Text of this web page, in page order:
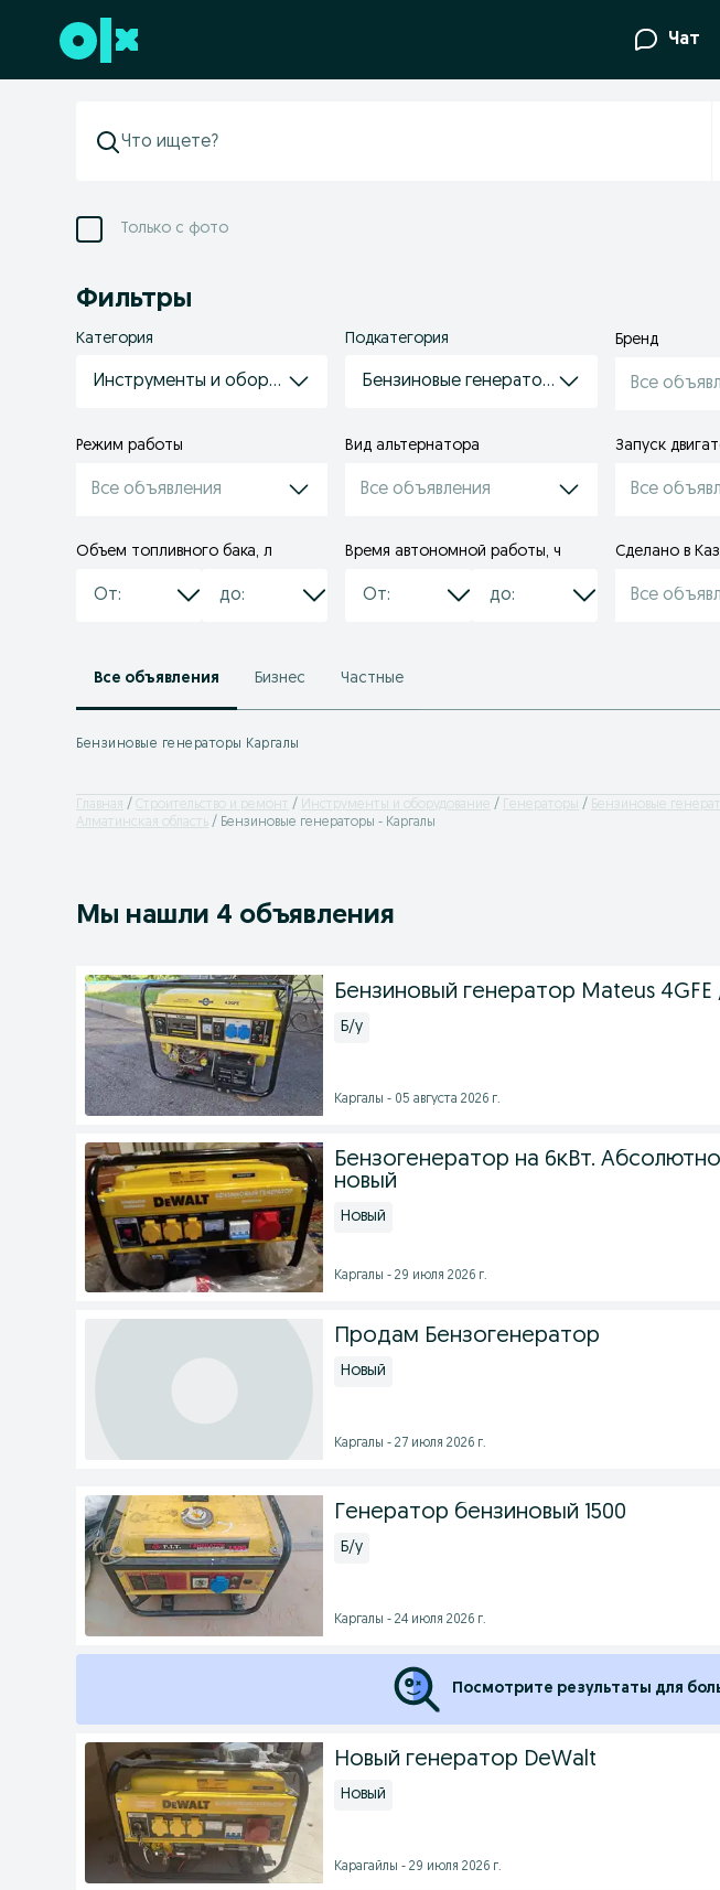
Перейти к нижнему колонтитулу Чат
Только с фото
Фильтры
Категория
Инструменты и оборудование
Подкатегория
Бензиновые генераторы
Бренд
Все
Режим работы
Все объявления
Вид альтернатора
Все объявления
Запуск
Все
Объем топливного бака, л Время автономной работы, ч Сделано в
Все
Все объявления Бизнес Частные
Бензиновые генераторы Каргалы
Главная Строительство и ремонт Инструменты и оборудование Генераторы Бензиновые
Алматинская область
Бензиновые генераторы - Каргалы
Мы нашли 4 объявления
Бензиновый генератор Mateus 4GFE
Б/у
Каргалы - 05 августа 2026 г.
Бензогенератор на 6кВт. Абсолютно
новый
Новый
Каргалы - 29 июля 2026 г.
Продам Бензогенератор
Новый
Каргалы - 27 июля 2026 г.
Генератор бензиновый 1500
Б/у
Каргалы - 24 июля 2026 г.
Посмотрите результаты для
Новый генератор DeWalt
Новый
Карагайлы - 29 июля 2026 г.